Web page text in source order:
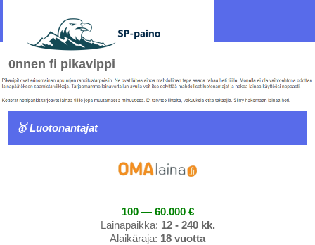
0nnen fi pikavippi
🥇 Luotonantajat
100 — 60.000 €
Lainapaikka: 12 - 240 kk.
Alaikäraja: 18 vuotta